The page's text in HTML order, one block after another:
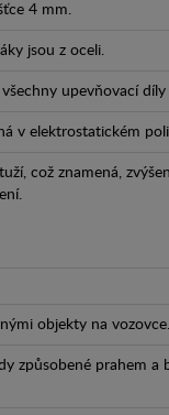
4 mm.
jsou z oceli.
upevňovací díly
v elektrostatickém poli.
což znamená,
objekty na vozovce.
způsobené prahem a